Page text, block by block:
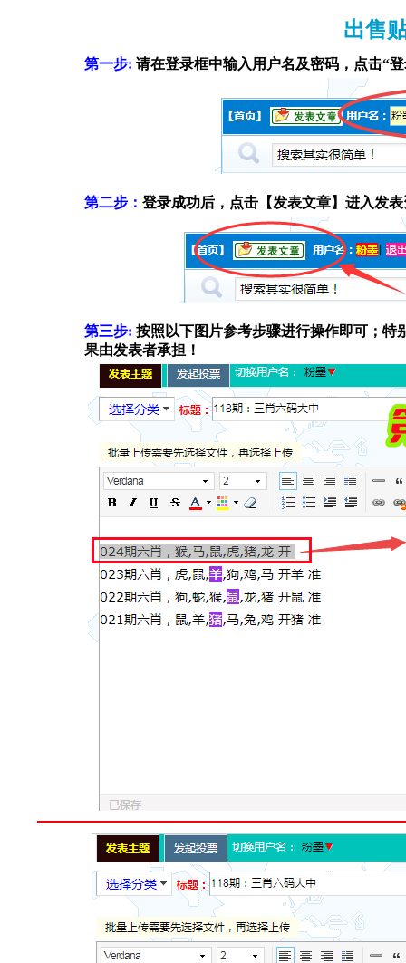
出售
第一步: 请在登录框中输入用户名及密码，点击“
第二步： 登录成功后，点击【发表文章】进入发
第三步: 按照以下图片参考步骤进行操作即可；特
果由发表者承担！